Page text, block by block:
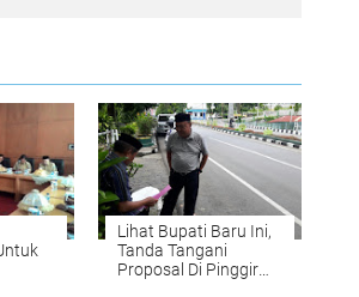
Lihat Bupati Baru Ini,
Tanda Tangani
Proposal Di Pinggir